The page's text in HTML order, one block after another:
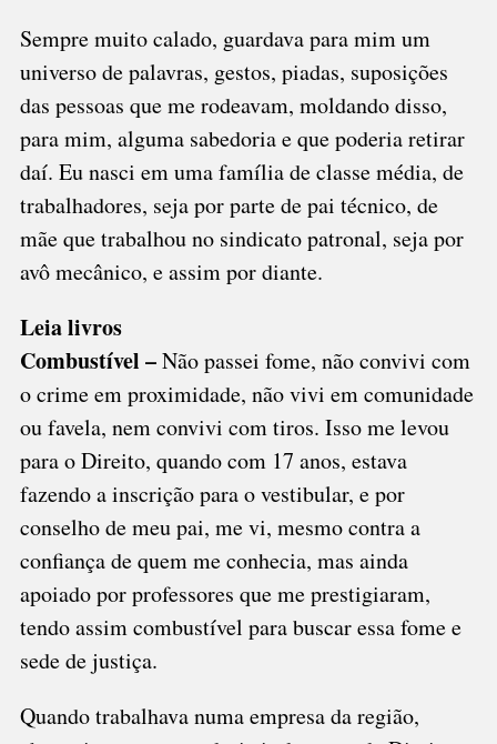
Sempre muito calado, guardava para mim um
universo de palavras, gestos, piadas, suposições
das pessoas que me rodeavam, moldando disso,
para mim, alguma sabedoria e que poderia retirar
daí. Eu nasci em uma família de classe média, de
trabalhadores, seja por parte de pai técnico, de
mãe que trabalhou no sindicato patronal, seja por
avô mecânico, e assim por diante.
Leia livros
Combustível –Não passei fome, não convivi com
o crime em proximidade, não vivi em comunidade
ou favela, nem convivi com tiros. Isso me levou
para o Direito, quando com 17 anos, estava
fazendo a inscrição para o vestibular, e por
conselho de meu pai, me vi, mesmo contra a
confiança de quem me conhecia, mas ainda
apoiado por professores que me prestigiaram,
tendo assim combustível para buscar essa fome e
sede de justiça.
Quando trabalhava numa empresa da região,